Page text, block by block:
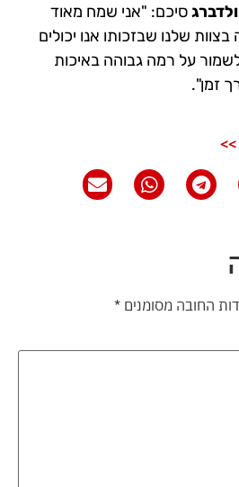
סיכם: "אני שמח מאוד
שלנו שבזכותו אנו יכולים
על רמה גבוהה באיכות
זמן".
החובה מסומנים *